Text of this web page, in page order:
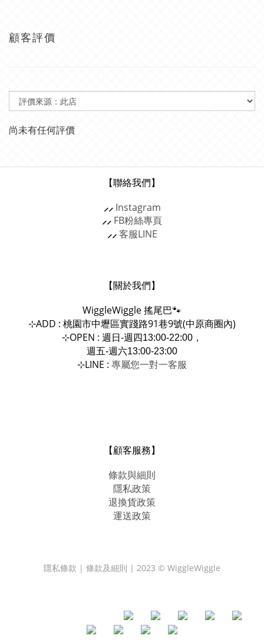
顧客評價
尚未有任何評價
【聯絡我們】
⸝⸝ Instagram
⸝⸝ FB粉絲專頁
⸝⸝客服LINE
【關於我們】
WiggleWiggle搖尾巴🐾
⊹ADD : 桃園市中壢區實踐路91巷9號(中原商圈內)
⊹OPEN : 週日-週四13:00-22:00，
週五-週六13:00-23:00
⊹LINE : 專屬您一對一客服
【顧客服務】
條款與細則
隱私政策
退換貨政策
運送政策
隱私條款 | 條款及細則 | 2023 © WiggleWiggle